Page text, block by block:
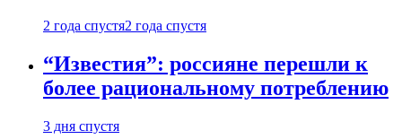
2 года спустя2 года спустя
“Известия”: россияне перешли к
более рациональному потреблению
3 дня спустя